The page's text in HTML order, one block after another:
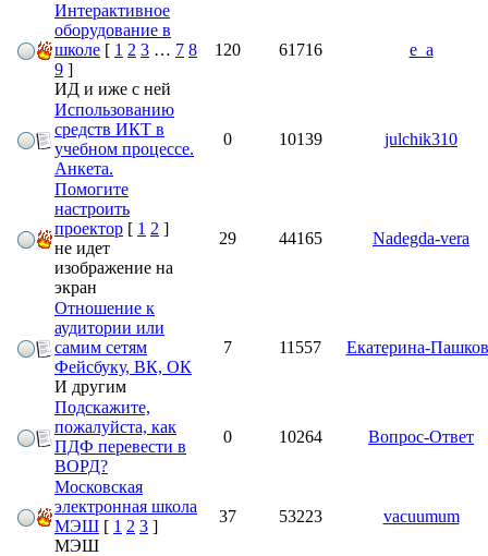
Интерактивное
оборудование в
школе [ 1 2 3 … 7 8
9 ]
ИД и иже с ней
120 61716 e_a
Использованию
средств ИКТ в
учебном процессе.
Анкета.
0 10139 julchik310
Помогите
настроить
проектор [ 1 2 ]
не идет
изображение на
экран
29 44165 Nadegda-vera
Отношение к
аудитории или
самим сетям
Фейсбуку, ВК, ОК
И другим
7 11557 Екатерина-
Подскажите,
пожалуйста, как
ПДФ перевести в
ВОРД?
0 10264 Вопрос-Ответ
Московская
электронная школа
МЭШ [ 1 2 3 ]
МЭШ
37 53223 vacuumum